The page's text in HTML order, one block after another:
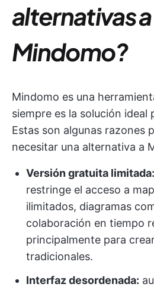
alternativas a
Mindomo?
Mindomo es una
siempre es la solución ideal
Estas son algunas razones
necesitar una alternativa a
Versión gratuita limitada:
restringe el acceso a
ilimitados, diagramas
colaboración en tiempo
principalmente para
tradicionales.
Interfaz desordenada: